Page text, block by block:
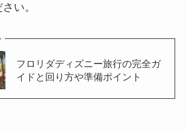
い。
フロリダディズニー旅行の完全ガ
イドと回り方や準備ポイント